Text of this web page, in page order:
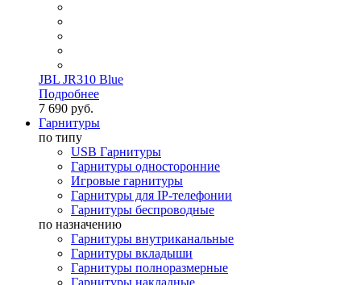
JBL JR310 Blue
Подробнее
7 690 руб.
Гарнитуры
по типу
USB Гарнитуры
Гарнитуры односторонние
Игровые гарнитуры
Гарнитуры для IP-телефонии
Гарнитуры беспроводные
по назначению
Гарнитуры внутриканальные
Гарнитуры вкладыши
Гарнитуры полноразмерные
Гарнитуры накладные